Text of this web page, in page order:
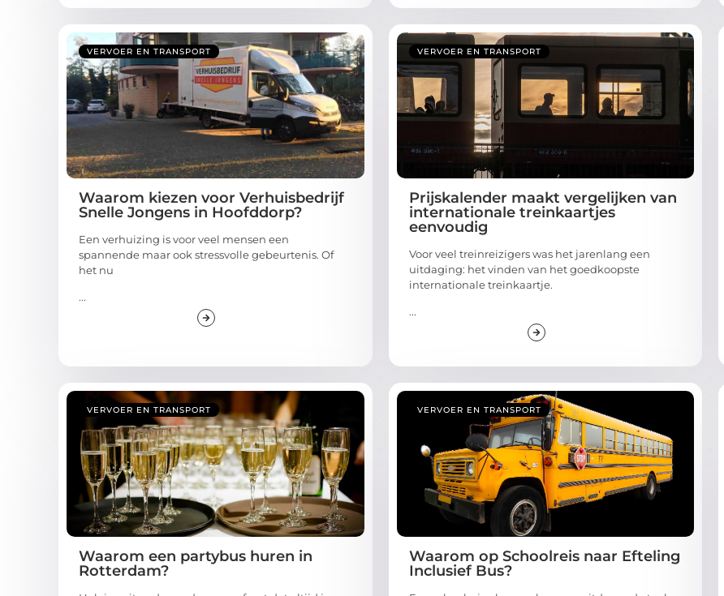
VERVOER EN TRANSPORT
Waarom kiezen voor Verhuisbedrijf
Snelle Jongens in Hoofddorp?
Een verhuizing is voor veel mensen een
spannende maar ook stressvolle gebeurtenis. Of
het nu
VERVOER EN TRANSPORT
Prijskalender maakt vergelijken van
internationale treinkaartjes
eenvoudig
Voor veel treinreizigers was het jarenlang een
uitdaging: het vinden van het goedkoopste
internationale treinkaartje.
VERVOER EN TRANSPORT
Waarom een partybus huren in
Rotterdam?
VERVOER EN TRANSPORT
Waarom op Schoolreis naar Efteling
Inclusief Bus?